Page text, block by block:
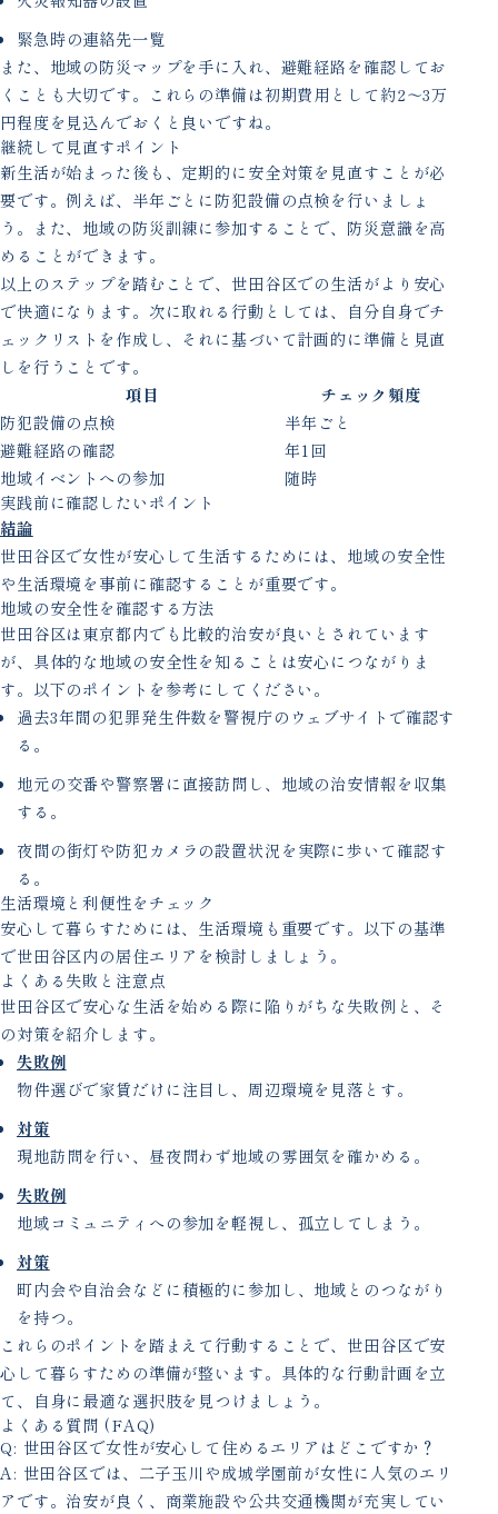
緊急時の連絡先一覧
また、地域の防災マップを手に入れ、避難経路を確認してお
くことも大切です。これらの準備は初期費用として約2〜3万
円程度を見込んでおくと良いですね。
継続して見直すポイント
新生活が始まった後も、定期的に安全対策を見直すことが必
要です。例えば、半年ごとに防犯設備の点検を行いましょ
う。また、地域の防災訓練に参加することで、防災意識を高
めることができます。
以上のステップを踏むことで、世田谷区での生活がより安心
で快適になります。次に取れる行動としては、自分自身でチ
ェックリストを作成し、それに基づいて計画的に準備と見直
しを行うことです。
項目
チェック頻度
防犯設備の点検
半年ごと
避難経路の確認
年1回
地域イベントへの参加
随時
実践前に確認したいポイント
結論
世田谷区で女性が安心して生活するためには、地域の安全性
や生活環境を事前に確認することが重要です。
地域の安全性を確認する方法
世田谷区は東京都内でも比較的治安が良いとされています
が、具体的な地域の安全性を知ることは安心につながりま
す。以下のポイントを参考にしてください。
過去3年間の犯罪発生件数を警視庁のウェブサイトで確認す
る。
地元の交番や警察署に直接訪問し、地域の治安情報を収集
する。
夜間の街灯や防犯カメラの設置状況を実際に歩いて確認す
る。
生活環境と利便性をチェック
安心して暮らすためには、生活環境も重要です。以下の基準
で世田谷区内の居住エリアを検討しましょう。
よくある失敗と注意点
世田谷区で安心な生活を始める際に陥りがちな失敗例と、そ
の対策を紹介します。
失敗例
物件選びで家賃だけに注目し、周辺環境を見落とす。
対策
現地訪問を行い、昼夜問わず地域の雰囲気を確かめる。
失敗例
地域コミュニティへの参加を軽視し、孤立してしまう。
対策
町内会や自治会などに積極的に参加し、地域とのつながり
を持つ。
これらのポイントを踏まえて行動することで、世田谷区で安
心して暮らすための準備が整います。具体的な行動計画を立
て、自身に最適な選択肢を見つけましょう。
よくある質問 (FAQ)
Q: 世田谷区で女性が安心して住めるエリアはどこですか？
A: 世田谷区では、二子玉川や成城学園前が女性に人気のエリ
アです。治安が良く、商業施設や公共交通機関が充実してい